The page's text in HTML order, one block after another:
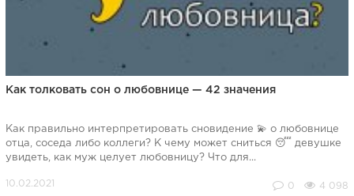
Как толковать сон о любовнице — 42 значения
Как правильно интерпретировать сновидение 💫 о любовнице
отца, соседа либо коллеги? К чему может сниться 😴 девушке
увидеть, как муж целует любовницу? Что для...
0 4 098